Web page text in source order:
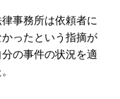
事務所は依頼者に
ったという指摘が
の事件の状況を適